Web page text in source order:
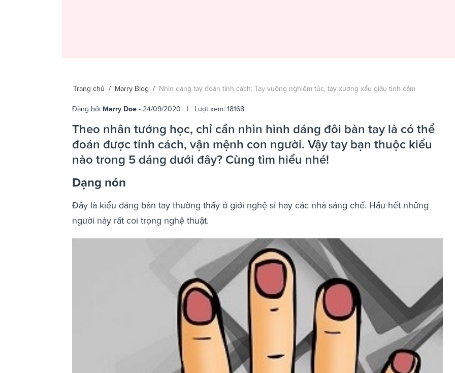
Trang chủ / Marry Blog / Nhìn dáng tay đoán tính cách: Tay vuông nghiêm túc, tay xương xẩu giàu tình cảm
Đăng bởi Marry Doe - 24/09/2020 | Lượt xem: 18168
Theo nhân tướng học, chỉ cần nhìn hình dáng đôi bàn tay là có thể
đoán được tính cách, vận mệnh con người. Vậy tay bạn thuộc kiểu
nào trong 5 dáng dưới đây? Cùng tìm hiểu nhé!
Dạng nón
Đây là kiểu dáng bàn tay thường thấy ở giới nghệ sĩ hay các nhà sáng chế. Hầu hết những
người này rất coi trọng nghệ thuật.